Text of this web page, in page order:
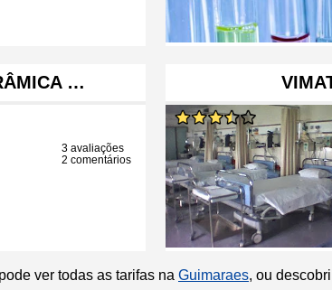
…
3 avaliações
2 comentários
ver todas as tarifas na Guimaraes, ou